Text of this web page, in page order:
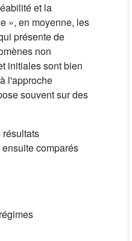
et la
», en moyenne, les
présente de
non
initiales sont bien
l'approche
souvent sur des
comparés